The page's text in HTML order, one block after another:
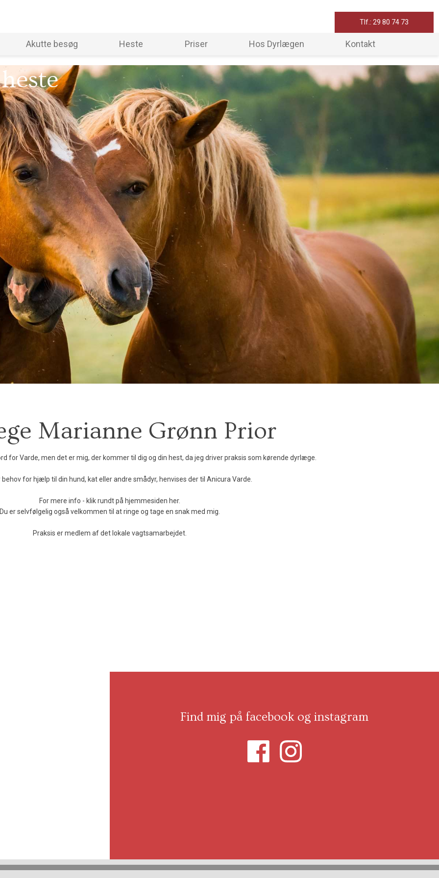
Tlf.: 29 80 74 73
Akutte besøg Heste Priser Hos Dyrlægen Kontakt
Marianne Grønn Prior
for Varde, men det er mig, der kommer til dig og din hest, da jeg driver praksis som kørende dyrlæge.
behov for hjælp til din hund, kat eller andre smådyr, henvises der til Anicura Varde.​
For mere info - klik rundt på hjemmesiden her.
er selvfølgelig også velkommen til at ringe og tage en snak med mig.
Praksis er medlem af det lokale vagtsamarbejdet.
Find mig på facebook og instagram